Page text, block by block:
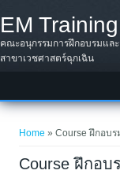
EM
คณะอนุกรรมการฝึกอบรมแล
สาขาเวชศาสตร์ฉุกเฉิน
Home » Course ฝึกอบร
Course ฝึกอบ